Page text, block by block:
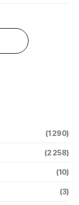
(1 290)
(2 258)
(10)
(3)